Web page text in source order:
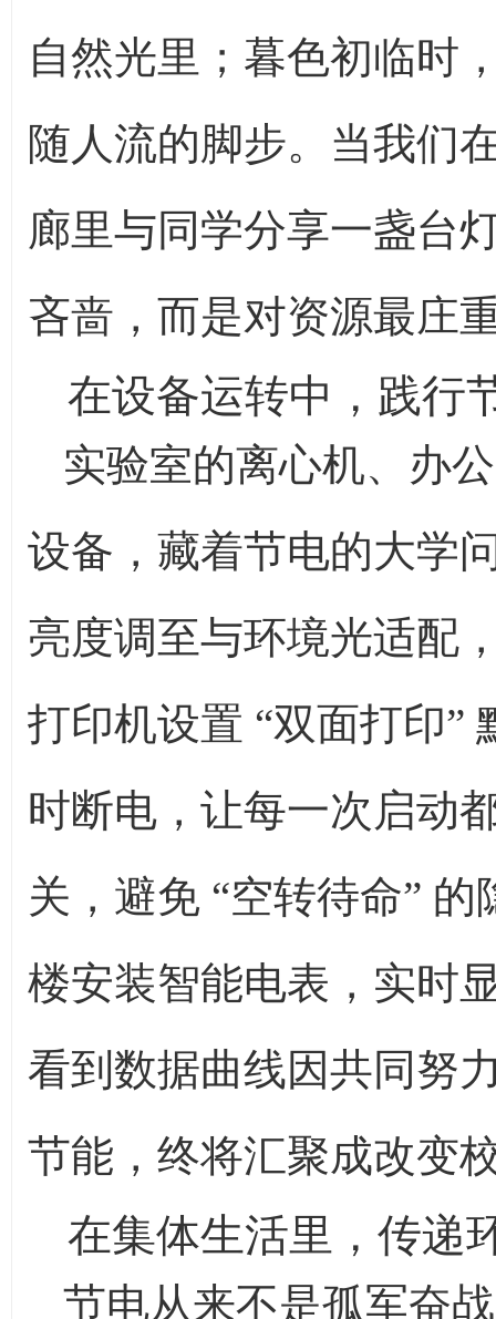
自然光里；暮色初临时
随人流的脚步。当我们
廊里与同学分享一盏台
吝啬，而是对资源最庄
在设备运转中，践行
实验室的离心机、办
设备，藏着节电的大学
亮度调至与环境光适配
打印机设置 “双面打印”
时断电，让每一次启动
关，避免 “空转待命”
楼安装智能电表，实时
看到数据曲线因共同努
节能，终将汇聚成改变
在集体生活里，传递
节电从来不是孤军奋